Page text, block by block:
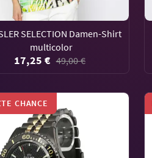
SELECTION Damen-Shirt
multicolor
17,25 € 49,00 €
CHANCE